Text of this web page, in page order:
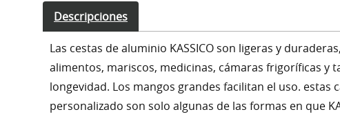
Descripciones
Las cestas de aluminio KASSICO son ligeras y
alimentos, mariscos, medicinas, cámaras frigoríficas y
longevidad. Los mangos grandes facilitan el uso.
personalizado son solo algunas de las formas en que